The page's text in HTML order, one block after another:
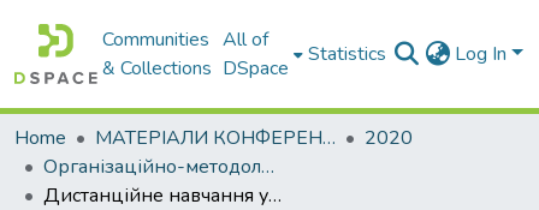
Communities
& Collections
All of
DSpace
Statistics Log In
Home МАТЕРІАЛИ КОНФЕРЕНЦІЙ
2020
Організаційно-методологічне забезпечення підготовки фахівців: тенденції, проблеми та шляхи їх вирішення (з нагоди 90-річчя ХНАДУ)
Дистанційне навчання у системі вищої освіти